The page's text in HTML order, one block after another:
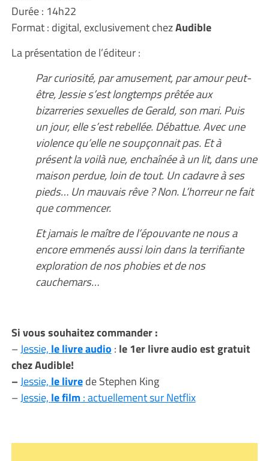
Durée : 14h22
Format : digital, exclusivement chezAudible
La présentation de l’éditeur :
Par curiosité, par amusement, par amour peut-
être, Jessie s’est longtemps prêtée aux
bizarreries sexuelles de Gerald, son mari. Puis
un jour, elle s’est rebellée. Débattue. Avec une
violence qu’elle ne soupçonnait pas. Et à
présent la voilà nue, enchaînée à un lit, dans une
maison perdue, loin de tout. Un cadavre à ses
pieds… Un mauvais rêve ? Non. L’horreur ne fait
que commencer.
Et jamais le maître de l’épouvante ne nous a
encore emmenés aussi loin dans la terrifiante
exploration de nos phobies et de nos
cauchemars…
Si vous souhaitez commander :
–Jessie, le livre audio : le 1er livre audio est gratuit
chez Audible!
–Jessie, le livrede Stephen King
–Jessie, le film : actuellement sur Netflix